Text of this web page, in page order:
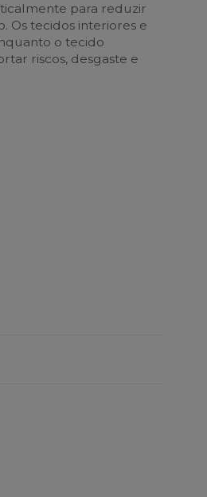
para reduzir
Os tecidos interiores e
o tecido
riscos, desgaste e